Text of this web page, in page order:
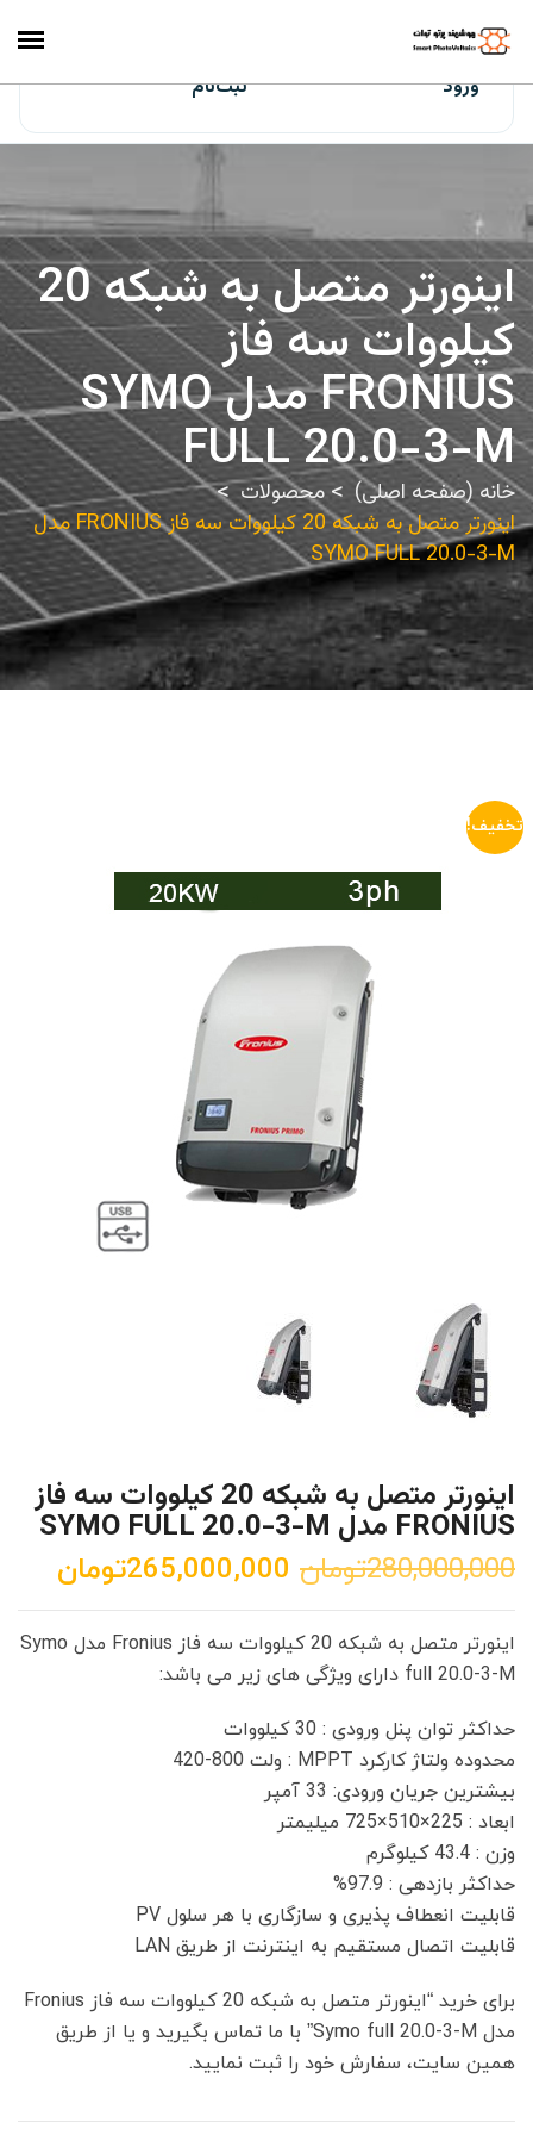
ایران‌سولار
ورود ثبت‌نام
اینورتر متصل به شبکه 20
کیلووات سه فاز
FRONIUS مدل SYMO
FULL 20.0-3-M
خانه (صفحه اصلی)
محصولات
اینورتر متصل به شبکه 20 کیلووات سه فاز FRONIUS مدل
SYMO FULL 20.0-3-M
تخفیف!
اینورتر متصل به شبکه 20 کیلووات سه فاز
FRONIUS مدل SYMO FULL 20.0-3-M
280,000,000تومان ق
ی
م
ت
ا
ص
ل
ی
2
,
0
0
,
0
0
265,000,000تومان
ی
م
ت
0
,
0
اینورتر متصل به شبکه 20 کیلووات سه فاز Fronius مدل Symo
full 20.0-3-M دارای ویژگی های زیر می باشد:
حداکثر توان پنل ورودی : 30 کیلووات
محدوده ولتاژ کارکرد MPPT : ولت 800-420
بیشترین جریان ورودی: 33 آمپر
ابعاد : 225×510×725 میلیمتر
وزن : 43.4 کیلوگرم
حداکثر بازدهی : 97.9%
قابلیت انعطاف پذیری و سازگاری با هر سلول PV
قابلیت اتصال مستقیم به اینترنت از طریق LAN
برای خرید “اینورتر متصل به شبکه 20 کیلووات سه فاز Fronius
مدل Symo full 20.0-3-M” با ما تماس بگیرید و یا از طریق
همین سایت، سفارش خود را ثبت نمایید.